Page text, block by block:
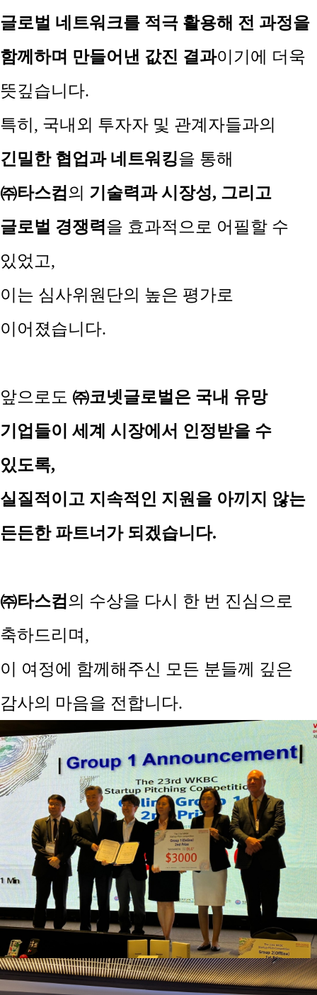
글로벌 네트워크를 적극 활용해 전 과정을
함께하며 만들어낸 값진 결과이기에 더욱
뜻깊습니다.
특히 , 국내외 투자자 및 관계자들과의
긴밀한 협업과 네트워킹을 통해
㈜타스컴 의 기술력과 시장성, 그리고
글로벌 경쟁력을 효과적으로 어필할 수
있었고,
이는 심사위원단의 높은 평가로
이어졌습니다.
앞으로도 ㈜코넷글로벌은 국내 유망
기업들이 세계 시장에서 인정받을 수
있도록,
실질적이고 지속적인 지원을 아끼지 않는
든든한 파트너가 되겠습니다.
㈜타스컴 의 수상을 다시 한 번 진심으로
축하드리며 ,
이 여정에 함께해주신 모든 분들께 깊은
감사의 마음을 전합니다.